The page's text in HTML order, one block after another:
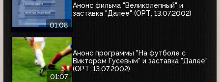
01:08
Анонс фильма "Великолепный" и
заставка "Далее" (ОРТ, 13.07.2002)
01:07
Анонс программы "На футболе с
Виктором Гусевым" и заставка "Далее"
(ОРТ, 13.07.2002)